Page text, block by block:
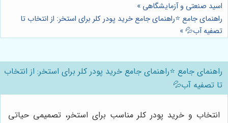
اسید صنعتی و آزمایشگاهی »
راهنمای جامع ⭐️راهنمای جامع خرید پودر کلر برای استخر: از انتخاب تا
تصفیه آب💦 »
راهنمای جامع ⭐️راهنمای جامع خرید پودر کلر برای استخر: از انتخاب
تا تصفیه آب💦
انتخاب و خرید پودر کلر مناسب برای استخر، تصمیمی حیاتی